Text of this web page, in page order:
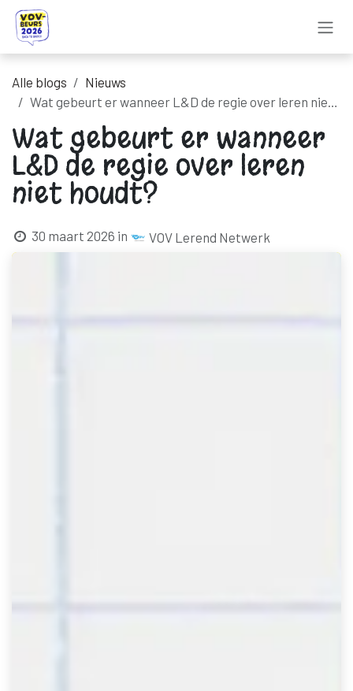
Overslaan naar inhoud
Alle blogs
Nieuws
Wat gebeurt er wanneer L&D de regie over leren niet houdt?
Wat gebeurt er wanneer
L&D de regie over leren
niet houdt?
30 maart 2026 in VOV Lerend Netwerk